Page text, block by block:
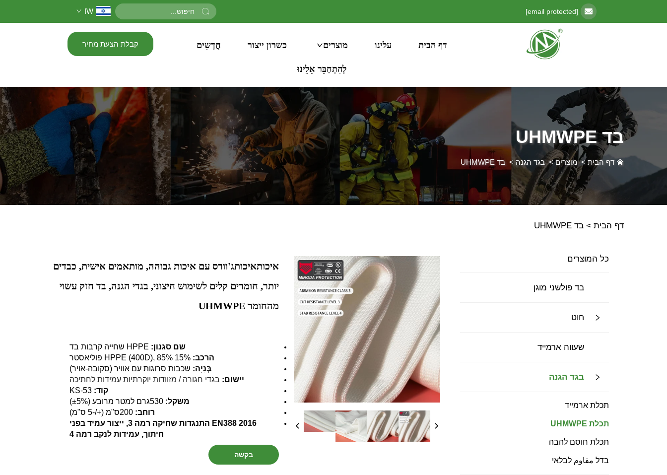
[email protected]
IW
דף הבית עלינו מוצרים כשרון ייצור חֲדָשִים
לְהִתְחַבֵּר אֵלֵינוּ
קבלת הצעת מחיר
בד UHMWPE
דף הבית >מוצרים>בגד הגנה >בד UHMWPE
דף הבית > בד UHMWPE
כל המוצרים
בד פולשני מוגן
חוט
שעווה ארמייד
בגד הגנה
תכלת ארמייד
תכלת UHMWPE
תכלת חוסם להבה
בדל مقاوم לבלאי
איכותאיכותג'וורס עם איכות גבוהה, מותאמים אישית, כבדים
יותר, חומרים קלים לשימוש חיצוני, בגדי הגנה, בד חזק עשוי
מהחומר UHMWPE
שם סגנון: HPPE שחייה קרבות בד
הרכב: 15% HPPE (400D), 85% פוליאסטר
בְּנִיָה: שכבות סרוגות עם אוויר (סקובה-אויר)
יישום: בגדי חגורה / מזוודות יוקרתיות עמידות לחתיכה
קוד: KS-53
משקל: 530גרם למטר מרובע (±5%)
רוחב: 200ס"מ (+/-5 ס"מ)
EN388 2016 התנגדות שחיקה רמה 3,
ייצור עמיד בפני
חיתוך, עמידות לנקב רמה 4
בקשה